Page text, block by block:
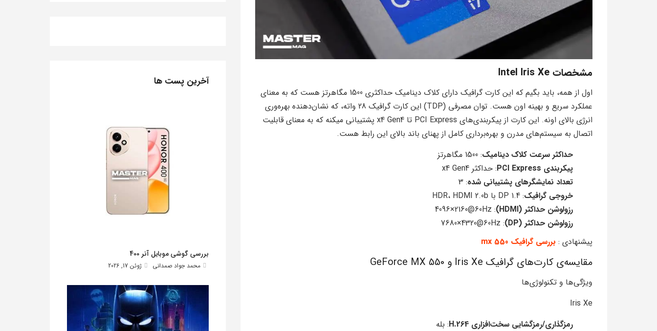
مشخصات Intel Iris Xe
اول از همه، باید بگیم که این کارت گرافیک دارای کلاک دینامیک حداکثری 1500 مگاهرتز هست که به معنای
عملکرد سریع و بهینه اون هست. توان مصرفی (TDP) این کارت گرافیک 28 واته، که نشان‌دهنده بهره‌وری
انرژی بالای اونه. این کارت از پیکربندی‌های PCI Express تا x4 Gen4 پشتیبانی میکنه که به معنای قابلیت
اتصال به سیستم‌های مدرن و بهره‌برداری کامل از پهنای باند بالای این رابط هست.
حداکثر سرعت کلاک دینامیک: 1500 مگاهرتز
پیکربندی PCI Express
: حداکثر x4 Gen4
تعداد نمایشگرهای پشتیبانی شده: 3
خروجی گرافیک: DP 1.4 با HDR، HDMI 2.0b
رزولوشن حداکثر (HDMI)
: 4096×2160@60Hz
رزولوشن حداکثر (DP)
: 7680×4320@60Hz
پیشنهادی : بررسی گرافیک mx 550
مقایسه‌ی کارت‌های گرافیک Iris Xe و GeForce MX 550
ویژگی‌ها و تکنولوژی‌ها
Iris Xe
رمزگذاری/رمزگشایی سخت‌افزاری H.264
: بله
آخرین پست ها
بررسی گوشی موبایل آنر 400
محمد جواد صمدانی ژوئن 17, 2026